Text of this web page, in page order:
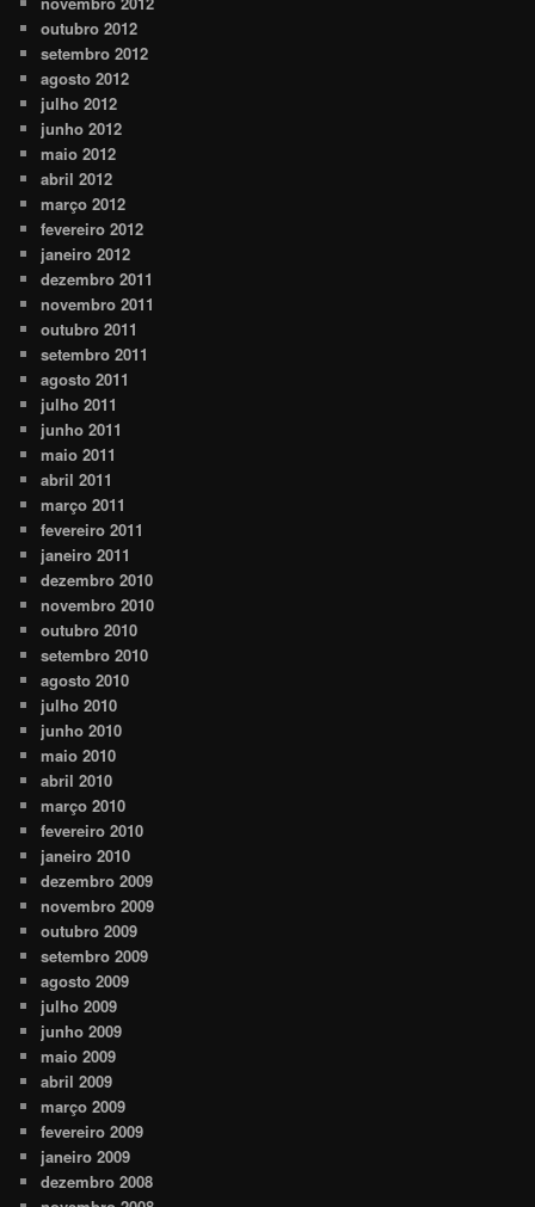
outubro 2012
setembro 2012
agosto 2012
julho 2012
junho 2012
maio 2012
abril 2012
março 2012
fevereiro 2012
janeiro 2012
dezembro 2011
novembro 2011
outubro 2011
setembro 2011
agosto 2011
julho 2011
junho 2011
maio 2011
abril 2011
março 2011
fevereiro 2011
janeiro 2011
dezembro 2010
novembro 2010
outubro 2010
setembro 2010
agosto 2010
julho 2010
junho 2010
maio 2010
abril 2010
março 2010
fevereiro 2010
janeiro 2010
dezembro 2009
novembro 2009
outubro 2009
setembro 2009
agosto 2009
julho 2009
junho 2009
maio 2009
abril 2009
março 2009
fevereiro 2009
janeiro 2009
dezembro 2008